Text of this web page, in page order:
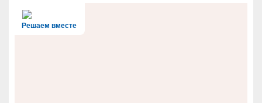
Решаем вместе